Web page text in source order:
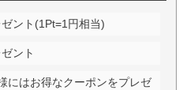
ント(1Pt=1円相当)
ント
にはお得なクーポンをプレゼ